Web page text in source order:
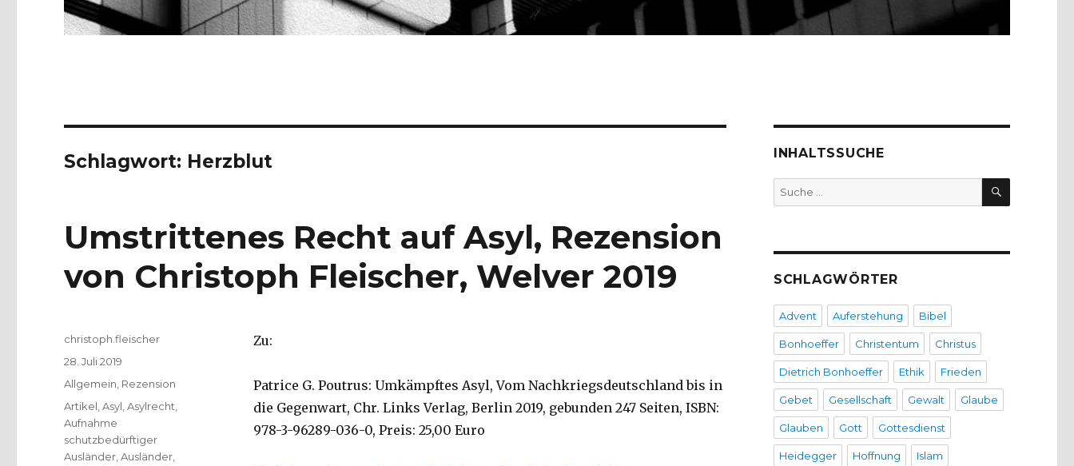
Schlagwort: Herzblut
Umstrittenes Recht auf Asyl, Rezension
von Christoph Fleischer, Welver 2019
Zu:
Patrice G. Poutrus: Umkämpftes Asyl, Vom Nachkriegsdeutschland bis in
die Gegenwart, Chr. Links Verlag, Berlin 2019, gebunden 247 Seiten, ISBN:
978-3-96289-036-0, Preis: 25,00 Euro
Autor
christoph.fleischer
Veröffentlicht
am
28. Juli 2019
Kategorien
Allgemein Rezension
Schlagwörter
Artikel ,Asyl ,Asylrecht
Aufnahme
schutzbedürftiger
Ausländer ,Ausländer
INHALTSSUCHE
Suche
nach:
SUCHEN
SCHLAGWÖRTER
Advent Auferstehung Bibel
Bonhoeffer Christentum Christus
Dietrich Bonhoeffer Ethik Frieden
Gebet Gesellschaft Gewalt Glaube
Glauben Gott Gottesdienst
Heidegger Hoffnung Islam